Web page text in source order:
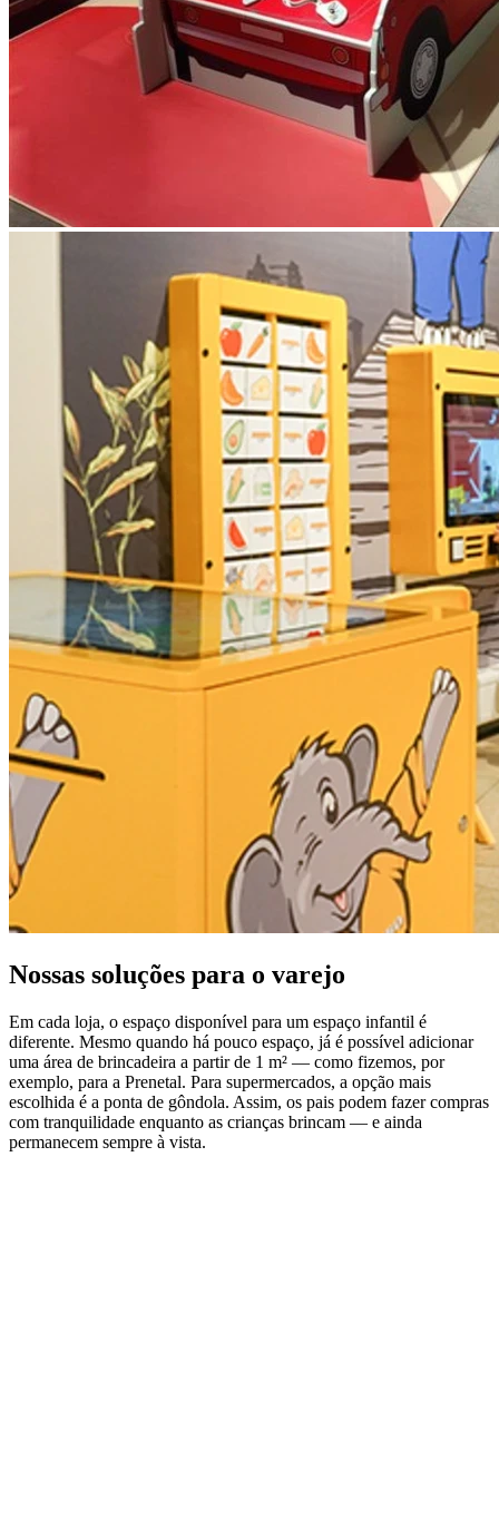
Nossas soluções para o varejo
Em cada loja, o espaço disponível para um espaço infantil é
diferente. Mesmo quando há pouco espaço, já é possível adicionar
uma área de brincadeira a partir de 1 m² — como fizemos, por
exemplo, para a Prenetal. Para supermercados, a opção mais
escolhida é a ponta de gôndola. Assim, os pais podem fazer compras
com tranquilidade enquanto as crianças brincam — e ainda
permanecem sempre à vista.